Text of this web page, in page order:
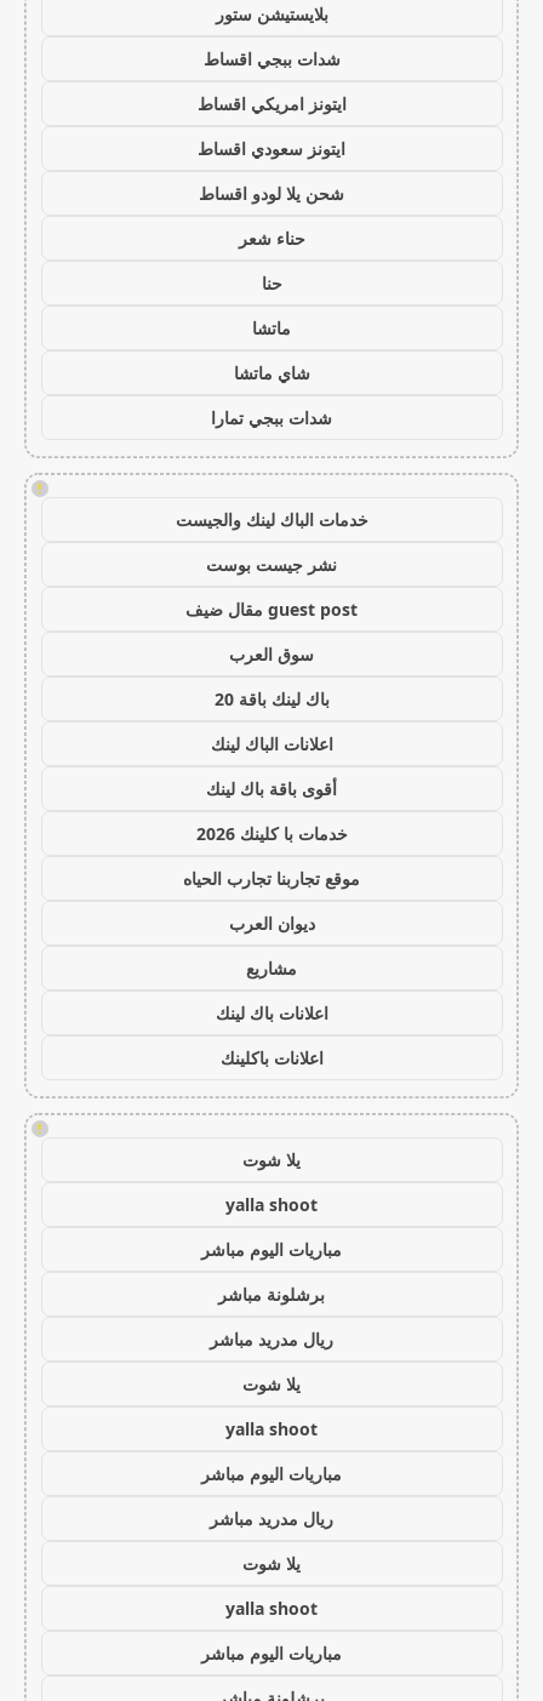
بلايستيشن ستور
شدات ببجي اقساط
ايتونز امريكي اقساط
ايتونز سعودي اقساط
شحن يلا لودو اقساط
حناء شعر
حنا
ماتشا
شاي ماتشا
شدات ببجي تمارا
!
خدمات الباك لينك والجيست
نشر جيست بوست
guest post مقال ضيف
سوق العرب
باك لينك باقة 20
اعلانات الباك لينك
أقوى باقة باك لينك
خدمات با كلينك 2026
موقع تجاربنا تجارب الحياه
ديوان العرب
مشاريع
اعلانات باك لينك
اعلانات باكلينك
!
يلا شوت
yalla shoot
مباريات اليوم مباشر
برشلونة مباشر
ريال مدريد مباشر
يلا شوت
yalla shoot
مباريات اليوم مباشر
ريال مدريد مباشر
يلا شوت
yalla shoot
مباريات اليوم مباشر